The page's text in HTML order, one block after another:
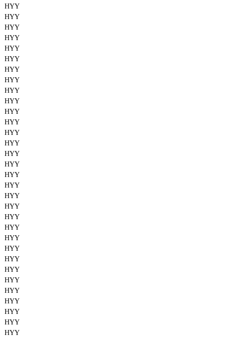
HYY
HYY
HYY
HYY
HYY
HYY
HYY
HYY
HYY
HYY
HYY
HYY
HYY
HYY
HYY
HYY
HYY
HYY
HYY
HYY
HYY
HYY
HYY
HYY
HYY
HYY
HYY
HYY
HYY
HYY
HYY
HYY